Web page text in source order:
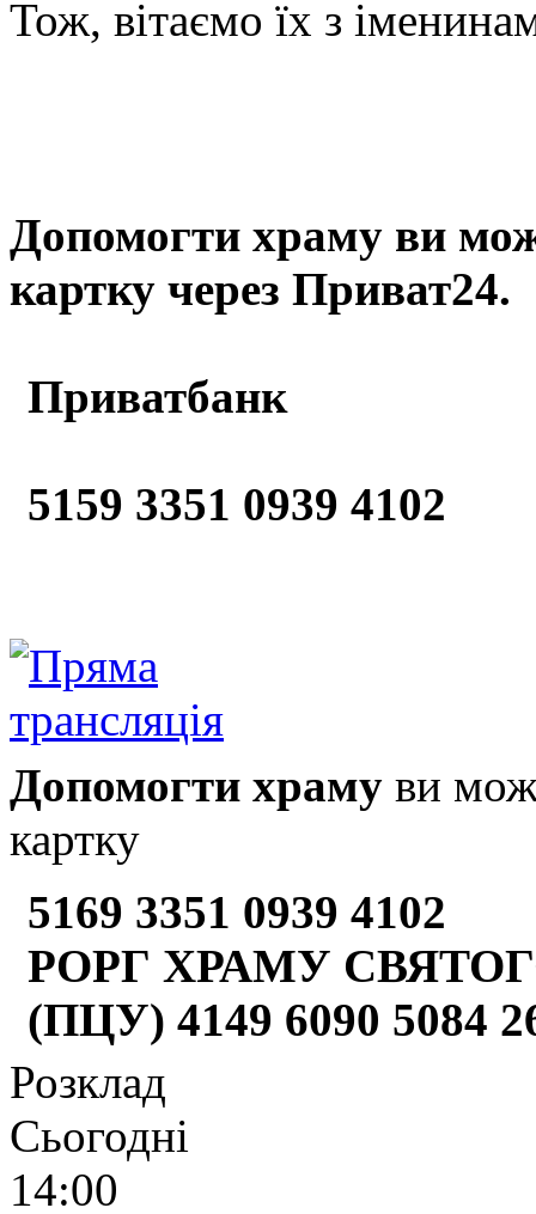
Тож, вітаємо їх з
Допомогти храму ви
картку через Приват24.
Приватбанк
5159 3351 0939 4102
Допомогти храму ви
картку
5169 3351 0939 4102
РОРГ ХРАМУ
(ПЦУ) 4149 6090 5084
Розклад
Сьогодні
14:00